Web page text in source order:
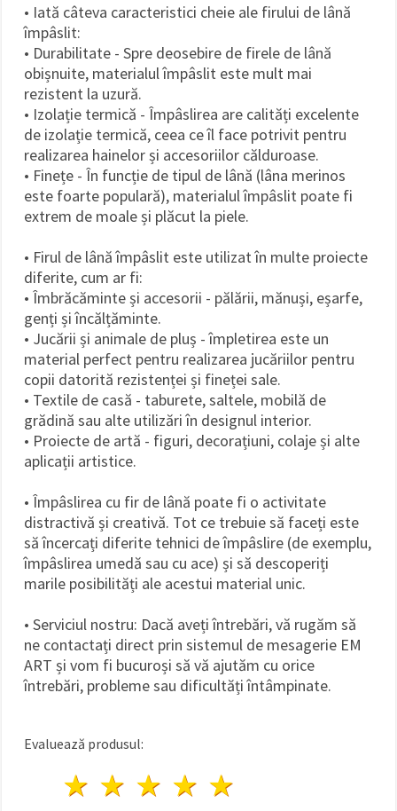
• Iată câteva caracteristici cheie ale firului de lână
împâslit:
• Durabilitate - Spre deosebire de firele de lână
obișnuite, materialul împâslit este mult mai
rezistent la uzură.
• Izolație termică - Împâslirea are calități excelente
de izolație termică, ceea ce îl face potrivit pentru
realizarea hainelor și accesoriilor călduroase.
• Finețe - În funcție de tipul de lână (lâna merinos
este foarte populară), materialul împâslit poate fi
extrem de moale și plăcut la piele.
• Firul de lână împâslit este utilizat în multe proiecte
diferite, cum ar fi:
• Îmbrăcăminte și accesorii - pălării, mănuși, eșarfe,
genți și încălțăminte.
• Jucării și animale de pluș - împletirea este un
material perfect pentru realizarea jucăriilor pentru
copii datorită rezistenței și fineței sale.
• Textile de casă - taburete, saltele, mobilă de
grădină sau alte utilizări în designul interior.
• Proiecte de artă - figuri, decorațiuni, colaje și alte
aplicații artistice.
• Împâslirea cu fir de lână poate fi o activitate
distractivă și creativă. Tot ce trebuie să faceți este
să încercați diferite tehnici de împâslire (de exemplu,
împâslirea umedă sau cu ace) și să descoperiți
marile posibilități ale acestui material unic.
• Serviciul nostru: Dacă aveți întrebări, vă rugăm să
ne contactați direct prin sistemul de mesagerie EM
ART și vom fi bucuroși să vă ajutăm cu orice
întrebări, probleme sau dificultăți întâmpinate.
Evaluează produsul:
4 stele
3 stele
2 stele
1 stea